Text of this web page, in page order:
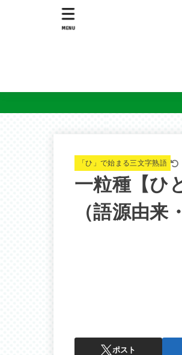
MENU
「ひ」で始まる三文字熟語
一粒種【ひ
（語源由来
ポスト